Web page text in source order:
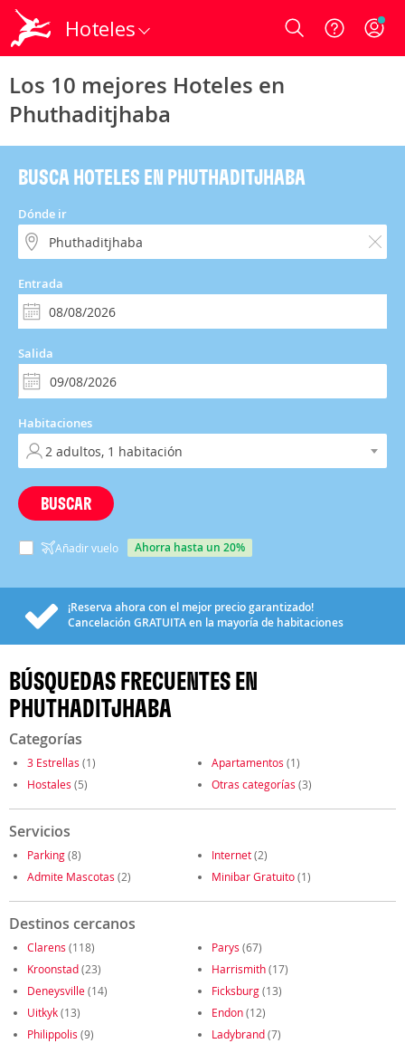
Hoteles Login
Los 10 mejores Hoteles en
Phuthaditjhaba
BUSCA HOTELES EN PHUTHADITJHABA
Dónde ir
Entrada
Salida
Habitaciones
BUSCAR
Añadir vuelo ahorra hasta un 20%
¡Reserva ahora con el mejor precio garantizado!
Cancelación GRATUITAen la mayoría de habitaciones
BÚSQUEDAS FRECUENTES EN
PHUTHADITJHABA
Categorías
3 Estrellas (1) Apartamentos (1)
Hostales (5) Otras categorías (3)
Servicios
Parking(8) Internet(2)
Admite Mascotas (2) Minibar Gratuito(1)
Destinos cercanos
Clarens (118) Parys (67)
Kroonstad(23) Harrismith(17)
Deneysville(14) Ficksburg(13)
Uitkyk(13) Endon(12)
Philippolis (9) Ladybrand(7)